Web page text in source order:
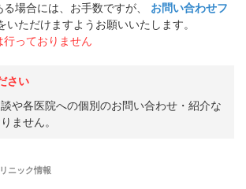
場合には、お手数ですが、
お問い合わせフ
いただけますようお願いいたします。
っておりません
さい
や各医院への個別のお問い合わせ・紹介な
ません。
ニック情報